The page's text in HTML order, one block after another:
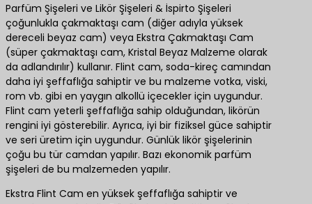
Parfüm Şişeleri ve Likör Şişeleri & İspirto Şişeleri
çoğunlukla çakmaktaşı cam (diğer adıyla yüksek
dereceli beyaz cam) veya Ekstra Çakmaktaşı Cam
(süper çakmaktaşı cam, Kristal Beyaz Malzeme olarak
da adlandırılır) kullanır. Flint cam, soda-kireç camından
daha iyi şeffaflığa sahiptir ve bu malzeme votka, viski,
rom vb. gibi en yaygın alkollü içecekler için uygundur.
Flint cam yeterli şeffaflığa sahip olduğundan, likörün
rengini iyi gösterebilir. Ayrıca, iyi bir fiziksel güce sahiptir
ve seri üretim için uygundur. Günlük likör şişelerinin
çoğu bu tür camdan yapılır. Bazı ekonomik parfüm
şişeleri de bu malzemeden yapılır.
Ekstra Flint Cam en yüksek şeffaflığa sahiptir ve